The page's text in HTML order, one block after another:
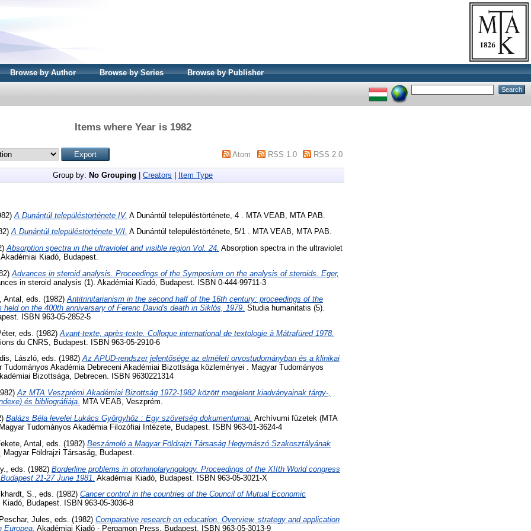
Browse by Author Browse by Series Browse by Publisher
Items where Year is 1982
Atom RSS 1.0 RSS 2.0
Group by: No Grouping Creators Item Type
A Dunántúl településtörténete IV. A Dunántúl településtörténete, 4 . MTA VEAB, MTA PAB.
A Dunántúl településtörténete V/I. A Dunántúl településtörténete, 5/1 . MTA VEAB, MTA PAB.
Absorption spectra in the ultraviolet and visible region Vol. 24. Absorption spectra in the ultraviolet
Kiadó, Budapest.
Advances in steroid analysis. Proceedings of the Symposium on the analysis of steroids. Eger,
in steroid analysis (1). Akadémiai Kiadó, Budapest. ISBN 0-444-99711-3
Antal
, eds. (1982) Antitrinitarianism in the second half of the 16th century: proceedings of the
held on the 400th anniversary of Ferenc David's death in Siklós, 1979. Studia humanitatis (5).
ISBN 963-05-2852-5
, eds. (1982) Avant-texte, après-texte. Colloque international de textologie à Mátrafüred 1978.
du CNRS, Budapest. ISBN 963-05-2910-6
László, eds. (1982)Az APUD-rendszer jelentősége az elméleti orvostudományban és a klinikai
Tudományos Akadémia Debreceni Akadémiai Bizottsága közleményei . Magyar Tudományos
Bizottsága, Debrecen. ISBN 9630221314
Az MTA Veszprémi Akadémiai Bizottság 1972-1982 között megjelent kiadványainak tárgy-,
és bibliográfiája. MTA VEAB, Veszprém.
Balázs Béla levelei Lukács Györgyhöz : Egy szövetség dokumentumai. Archívumi füzetek (MTA
Tudományos Akadémia Filozófiai Intézete, Budapest. ISBN 963-01-3624-4
Antal
, eds. (1982) Beszámoló a Magyar Földrajzi Társaság Hegymászó Szakosztályának
Magyar Földrajzi Társaság, Budapest.
, eds. (1982) Borderline problems in otorhinolaryngology. Proceedings of the XIIth World congress
21-27 June 1981. Akadémiai Kiadó, Budapest. ISBN 963-05-3021-X
S., eds. (1982) Cancer control in the countries of the Council of Mutual Economic
Budapest. ISBN 963-05-3036-8
Jules, eds. (1982) Comparative research on education. Overview, strategy and application
Europea. Akadémiai Kiadó - Pergamon Press, Budapest. ISBN 963-05-3013-9